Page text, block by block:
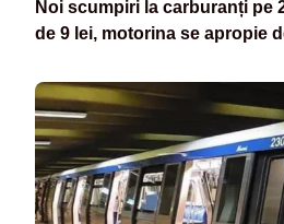
Noi scumpiri la carburanți pe
de 9 lei, motorina se apropie